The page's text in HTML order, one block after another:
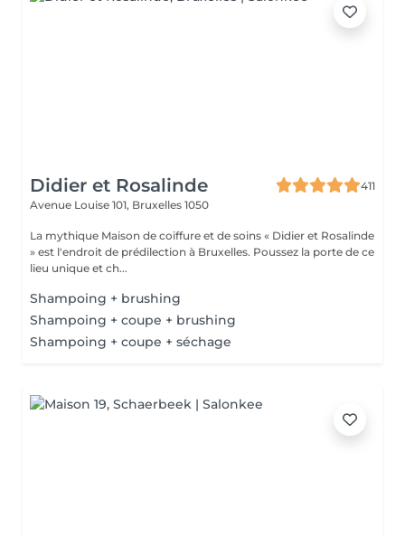
Didier et Rosalinde
411
Avenue Louise 101, Bruxelles 1050
La mythique Maison de coiffure et de soins « Didier et Rosalinde
» est l'endroit de prédilection à Bruxelles. Poussez la porte de ce
lieu unique et ch...
Shampoing + brushing
Shampoing + coupe + brushing
Shampoing + coupe + séchage